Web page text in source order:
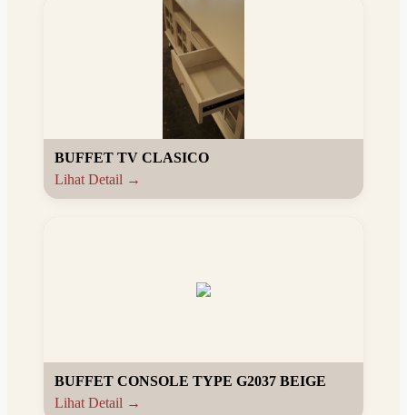
BUFFET TV CLASICO
Lihat Detail →
BUFFET CONSOLE TYPE G2037 BEIGE
Lihat Detail →